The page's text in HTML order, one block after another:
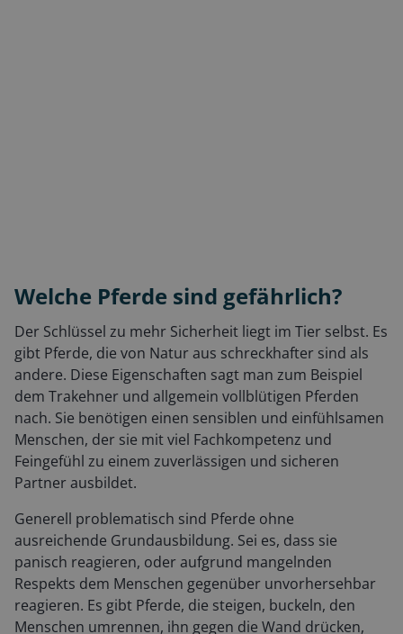
Welche Pferde sind gefährlich?
Der Schlüssel zu mehr Sicherheit liegt im Tier selbst. Es
gibt Pferde, die von Natur aus schreckhafter sind als
andere. Diese Eigenschaften sagt man zum Beispiel
dem Trakehner und allgemein vollblütigen Pferden
nach. Sie benötigen einen sensiblen und einfühlsamen
Menschen, der sie mit viel Fachkompetenz und
Feingefühl zu einem zuverlässigen und sicheren
Partner ausbildet.
Generell problematisch sind Pferde ohne
ausreichende Grundausbildung. Sei es, dass sie
panisch reagieren, oder aufgrund mangelnden
Respekts dem Menschen gegenüber unvorhersehbar
reagieren. Es gibt Pferde, die steigen, buckeln, den
Menschen umrennen, ihn gegen die Wand drücken,